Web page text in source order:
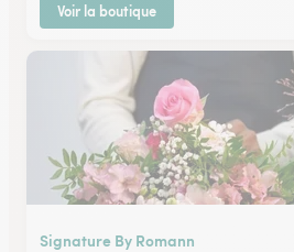
Voir la boutique
Signature By Romann